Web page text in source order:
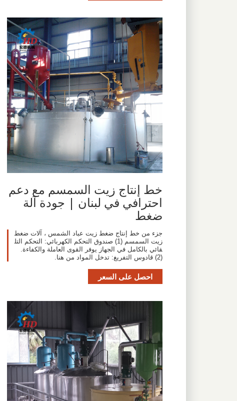
خط إنتاج زيت السمسم مع دعم
احترافي في لبنان | جودة آلة
ضغط
جزء من خط إنتاج ضغط زيت عباد الشمس ، آلات ضغط
زيت السمسم (1) صندوق التحكم الكهربائي: التحكم التل
قائي بالكامل في الجهاز يوفر القوى العاملة والكفاءة.
(2) قادوس التفريغ: تدخل المواد من هنا.
احصل على السعر